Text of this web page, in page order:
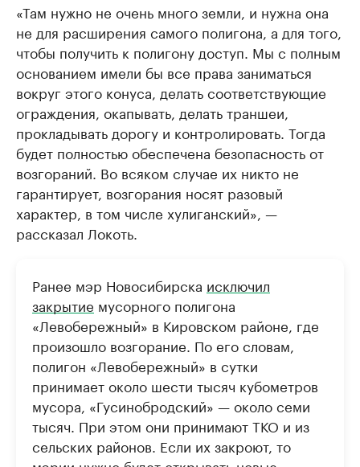
«Там нужно не очень много земли, и нужна она
не для расширения самого полигона, а для того,
чтобы получить к полигону доступ. Мы с полным
основанием имели бы все права заниматься
вокруг этого конуса, делать соответствующие
ограждения, окапывать, делать траншеи,
прокладывать дорогу и контролировать. Тогда
будет полностью обеспечена безопасность от
возгораний. Во всяком случае их никто не
гарантирует, возгорания носят разовый
характер, в том числе хулиганский», —
рассказал Локоть.
Ранее мэр Новосибирска исключил
закрытие мусорного полигона
«Левобережный» в Кировском районе, где
произошло возгорание. По его словам,
полигон «Левобережный» в сутки
принимает около шести тысяч кубометров
мусора, «Гусинобродский» — около семи
тысяч. При этом они принимают ТКО и из
сельских районов. Если их закроют, то